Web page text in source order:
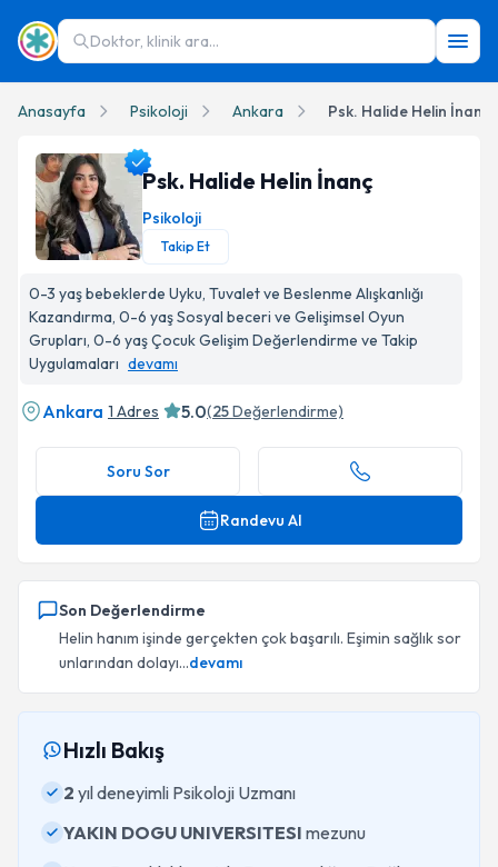
Doktor, klinik ara...
Anasayfa Psikoloji Ankara Psk. Halide Helin İnanç
Psk. Halide Helin İnanç
Psikoloji
Takip Et
0-3 yaş bebeklerde Uyku, Tuvalet ve Beslenme Alışkanlığı
Kazandırma, 0-6 yaş Sosyal beceri ve Gelişimsel Oyun
Grupları, 0-6 yaş Çocuk Gelişim Değerlendirme ve Takip
Uygulamaları devamı
Ankara 1 Adres 5.0(25Değerlendirme)
Soru Sor
Randevu Al
Son Değerlendirme
Helin hanım işinde gerçekten çok başarılı. Eşimin sağlık sor
unlarından dolayı...devamı
Hızlı Bakış
2 yıl deneyimli Psikoloji Uzmanı
YAKIN DOGU UNIVERSITESI mezunu